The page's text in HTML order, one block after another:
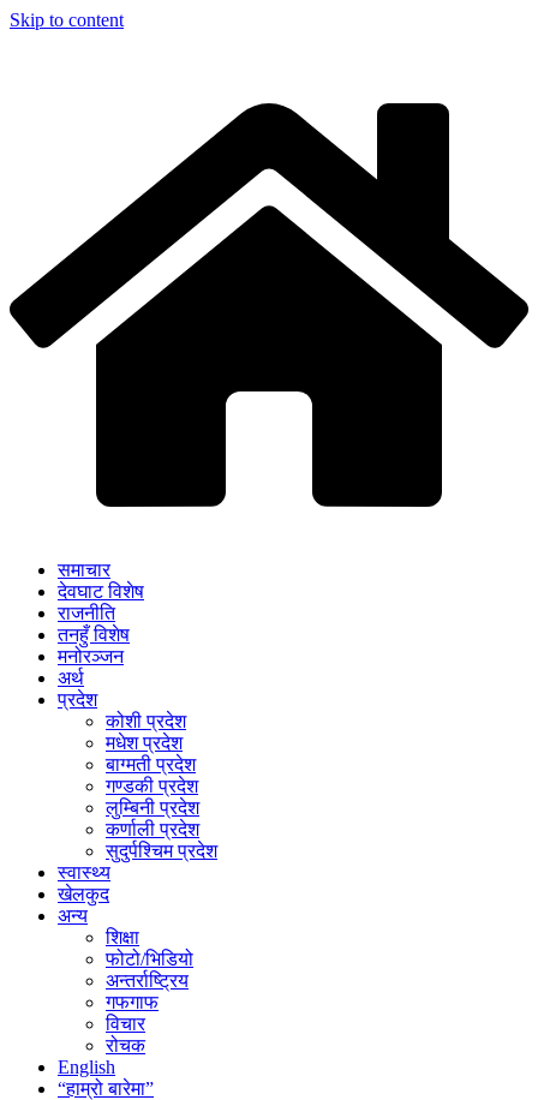
Skip to content
समाचार
देवघाट विशेष
राजनीति
तनहुँ विशेष
मनोरञ्जन
अर्थ
प्रदेश
कोशी प्रदेश
मधेश प्रदेश
बाग्मती प्रदेश
गण्डकी प्रदेश
लुम्बिनी प्रदेश
कर्णाली प्रदेश
सुदुर्पश्चिम प्रदेश
स्वास्थ्य
खेलकुद
अन्य
शिक्षा
फोटो/भिडियो
अन्तर्राष्ट्रिय
गफगाफ
विचार
रोचक
English
“हाम्रो बारेमा”